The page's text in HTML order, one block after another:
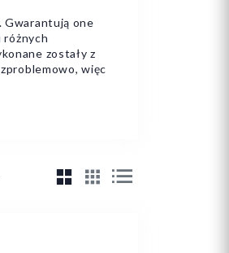
Gwarantują one
różnych
zostały z
więc